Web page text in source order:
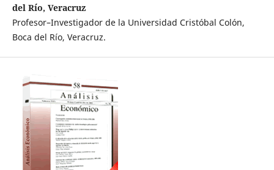
del Río, Veracruz
Profesor–Investigador de la Universidad Cristóbal Colón,
Boca del Río, Veracruz.